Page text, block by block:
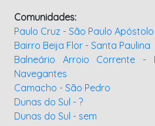
Comunidades:
Paulo Cruz - São Paulo Apóstolo
Bairro Beija Flor - Santa Paulina
Balneário Arroio Corrente -
Navegantes
Camacho - São Pedro
Dunas do Sul - ?
Dunas do Sul - sem